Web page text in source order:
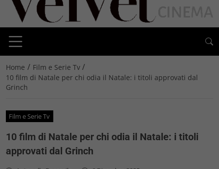
Home / Film e Serie Tv /
10 film di Natale per chi odia il Natale: i titoli approvati dal
Grinch
Film e Serie Tv
10 film di Natale per chi odia il Natale: i titoli
approvati dal Grinch